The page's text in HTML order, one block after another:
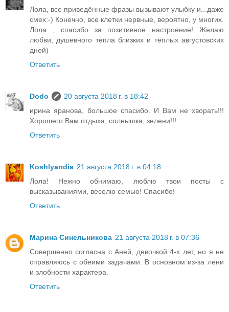
Лола, все приведённые фразы вызывают улыбку и...даже
смех:-) Конечно, все клетки нервные, вероятно, у многих.
Лола , спасибо за позитивное настроение! Желаю
любви, душевного тепла близких и тёплых августовских
дней)
Ответить
Dodo
20 августа 2018 г. в 18:42
ирина яранова, большое спасибо. И Вам не хворать!!!
Хорошего Вам отдыха, солнышка, зелени!!!
Ответить
Koshlyandia 21 августа 2018 г. в 04:18
Лола! Нежно обнимаю, люблю твои посты с
высказываниями, веселю семью! Спасибо!
Ответить
Марина Синельникова 21 августа 2018 г. в 07:36
Совершенно согласна с Аней, девочкой 4-х лет, но я не
справляюсь с обеими задачами. В основном из-за лени
и злобности характера.
Ответить